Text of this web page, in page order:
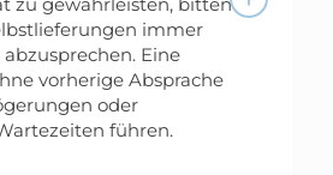
immer
Eine
vorherige Absprache
oder
führen.